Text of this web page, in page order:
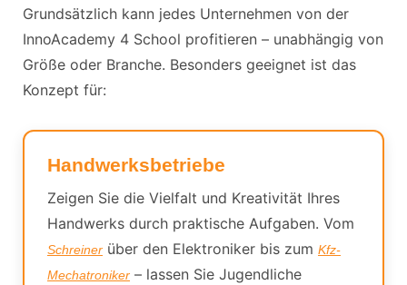
Grundsätzlich kann jedes Unternehmen von der
InnoAcademy 4 School profitieren – unabhängig von
Größe oder Branche. Besonders geeignet ist das
Konzept für:
Handwerksbetriebe
Zeigen Sie die Vielfalt und Kreativität Ihres
Handwerks durch praktische Aufgaben. Vom
Schreiner über den Elektroniker bis zum Kfz-
Mechatroniker – lassen Sie Jugendliche